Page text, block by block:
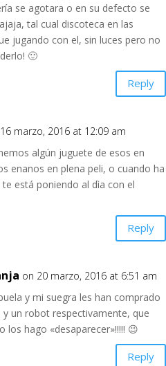
se agotara o en su defecto se
tal cual discoteca en las
jugando con el, sin luces pero no
🙂
Reply
marzo, 2016 at 12:09 am
algún juguete de esos en
enanos en plena peli, o cuando ha
está poniendo al dìa con el
Reply
on 20 marzo, 2016 at 6:51 am
y mi suegra les han comprado
un robot respectivamente, que
los hago «desaparecer»!!!!! 😉
Reply